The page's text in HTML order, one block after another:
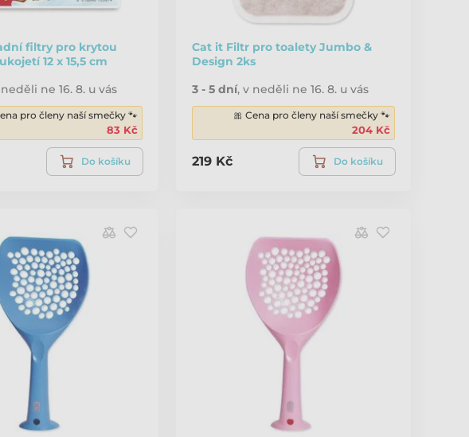
filtry pro krytou
12 x 15,5 cm
ne 16. 8. u vás
pro členy naší smečky 🐾
83 Kč
Do košíku
Cat it Filtr pro toalety Jumbo &
Design 2ks
3 - 5 dní,v neděli ne 16. 8. u vás
🎀 Cena pro členy naší smečky 🐾
204 Kč
219 Kč Do košíku